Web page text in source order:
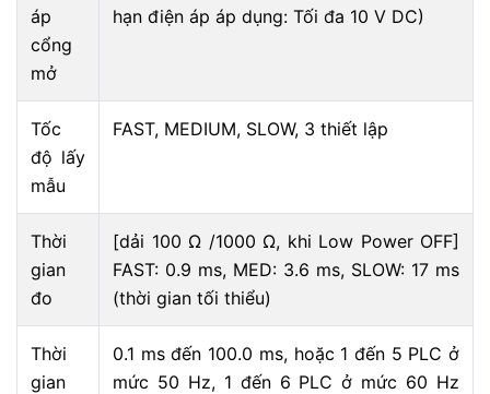
áp
cổng
mở
hạn điện áp áp dụng: Tối đa 10 V DC)
Tốc
độ lấy
mẫu
FAST, MEDIUM, SLOW, 3 thiết lập
Thời
gian
đo
[dải 100 Ω /1000 Ω, khi Low Power OFF]
FAST: 0.9 ms, MED: 3.6 ms, SLOW: 17 ms
(thời gian tối thiểu)
Thời
gian
0.1 ms đến 100.0 ms, hoặc 1 đến 5 PLC ở
mức 50 Hz, 1 đến 6 PLC ở mức 60 Hz